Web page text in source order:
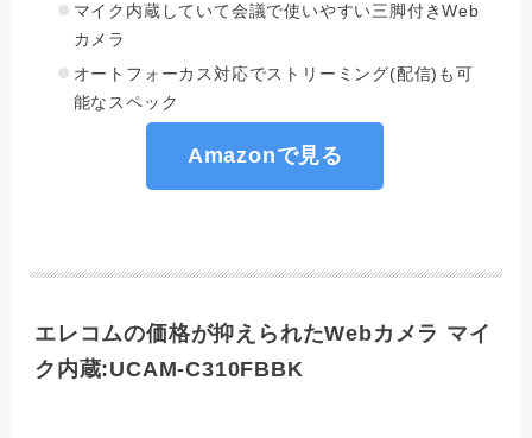
マイク内蔵していて会議で使いやすい三脚付きWeb
カメラ
オートフォーカス対応でストリーミング(配信)も可
能なスペック
Amazonで見る
エレコムの価格が抑えられたWebカメラ マイ
ク内蔵:UCAM-C310FBBK